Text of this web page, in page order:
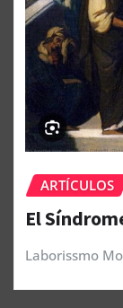
ARTÍCULOS
El
Laborissmo